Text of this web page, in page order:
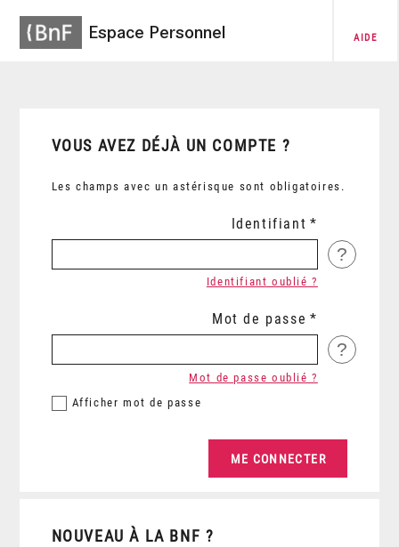
Espace Personnel AIDE
VOUS AVEZ DÉJÀ UN COMPTE ?
Les champs avec un astérisque sont obligatoires.
Identifiant
?
Identifiant oublié ?
Mot de passe
?
Afficher mot de passe
Mot de passe oublié ?
NOUVEAU À LA BNF ?